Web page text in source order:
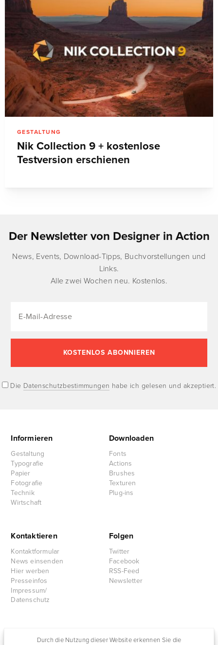
Durch die Nutzung dieser Website erkennen Sie die
GESTALTUNG
Nik Collection 9 + kostenlose
Testversion erschienen
Der Newsletter von Designer in Action
News, Events, Download-Tipps, Buchvorstellungen und
Links.
Alle zwei Wochen neu. Kostenlos.
Die Datenschutzbestimmungen habe ich gelesen und akzeptiert.
Informieren
Gestaltung
Typografie
Papier
Fotografie
Technik
Wirtschaft
Downloaden
Fonts
Actions
Brushes
Texturen
Plug-ins
Kontaktieren
Kontaktformular
News einsenden
Hier werben
Presseinfos
Impressum/
Datenschutz
Folgen
Twitter
Facebook
RSS-Feed
Newsletter